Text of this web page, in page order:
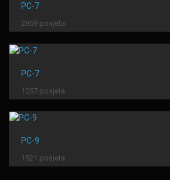
PC-7
2859 posjeta
PC-7
1057 posjeta
PC-9
1521 posjeta